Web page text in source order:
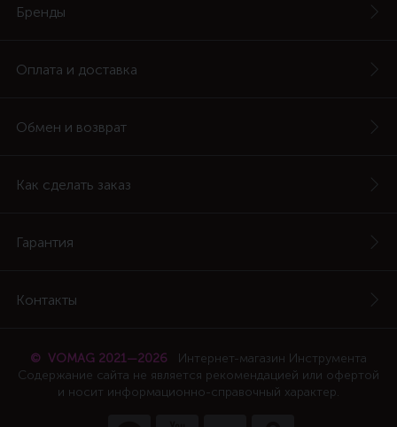
Бренды
Оплата и доставка
Обмен и возврат
Как сделать заказ
Гарантия
Контакты
© VOMAG 2021—2026
Интернет-магазин Инструмента
Содержание сайта не является рекомендацией или офертой
и носит информационно-справочный характер.